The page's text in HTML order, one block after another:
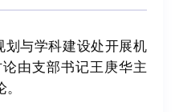
划与学科建设处开展机
由支部书记王庚华主